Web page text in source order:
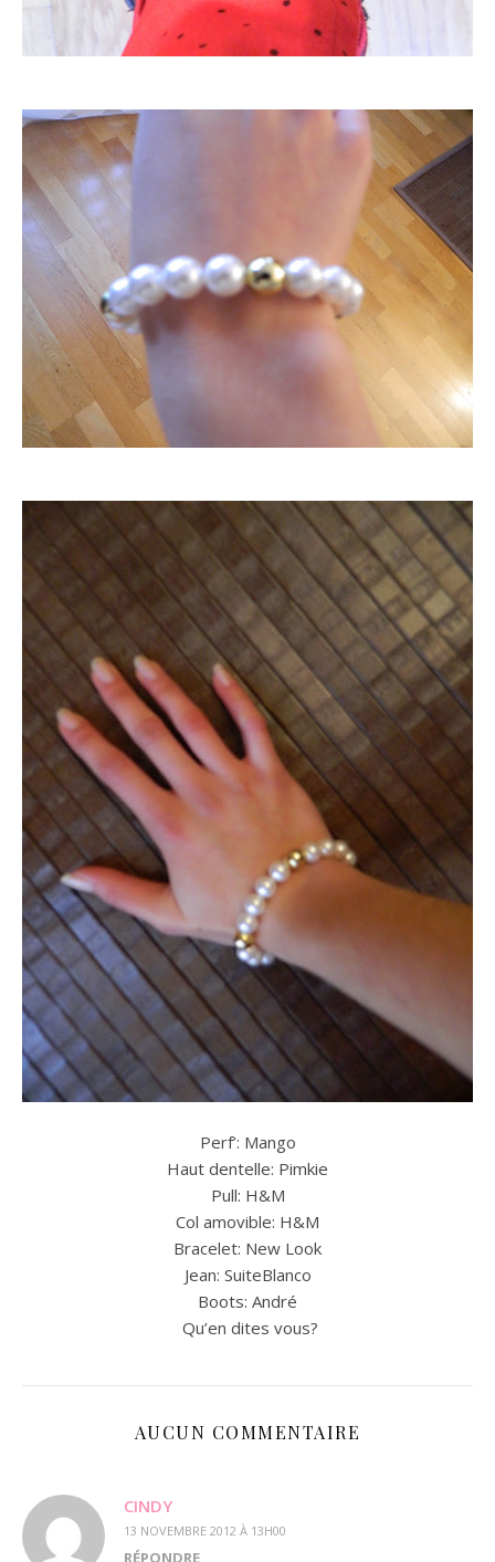
Perf’: Mango
Haut dentelle: Pimkie
Pull: H&M
Col amovible: H&M
Bracelet: New Look
Jean: SuiteBlanco
Boots: André
Qu’en dites vous?
AUCUN COMMENTAIRE
CINDY
13 NOVEMBRE 2012 À 13H00
RÉPONDRE